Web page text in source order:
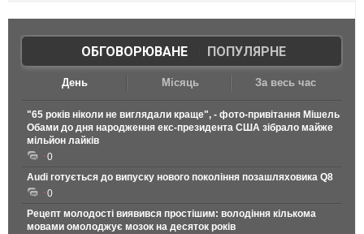
ОБГОВОРЮВАНЕ| ПОПУЛЯРНЕ
День Місяць За весь час
"65 років ніколи не виглядали краще", - фото-привітання Мішель
Обами до дня народження екс-президента США зібрало майже
мільйон лайків
0
Audi готується до випуску нового покоління позашляховика Q8
0
Рецепт молодості виявився простішим: володіння кількома
мовами омолоджує мозок на десяток років